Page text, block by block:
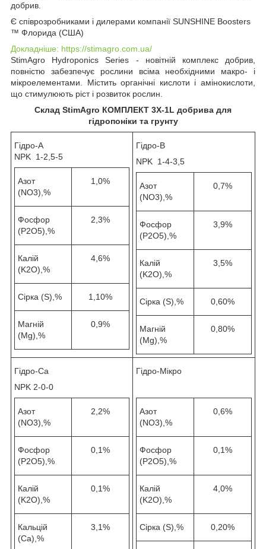
добрив.
Є співрозробниками і дилерами компанії SUNSHINE Boosters
™ Флорида (США)
Докладніше: https://stimagro.com.ua/
StimAgro Hydroponics Series - новітній комплекс добрив,
повністю забезпечує рослини всіма необхідними макро- і
мікроелементами. Містить органічні кислоти і амінокислоти,
що стимулюють ріст і розвиток рослин.
Склад StimAgro КОМПЛЕКТ 3X-1L добрива для
гідропоніки та грунту
Гідро-А
NPK 1-2,5-5
Азот
(NO3),%
1,0%
Фосфор
(P2O5),%
2,3%
Калій
(K2O),%
4,6%
Сірка (S),% 1,10%
Магній
(Mg),%
0,9%
Гідро-В
NPK 1-4-3,5
Азот
(NO3),%
0,7%
Фосфор
(P2O5),%
3,9%
Калій
(K2O),%
3,5%
Сірка (S),% 0,60%
Магній
(Mg),%
0,80%
Гідро-Ca
NPK 2-0-0
Азот
(NO3),%
2,2%
Фосфор
(P2O5),%
0,1%
Калій
(K2O),%
0,1%
Кальцій
(Ca),%
3,1%
Гідро-Мікро
Азот
(NO3),%
0,6%
Фосфор
(P2O5),%
0,1%
Калій
(K2O),%
4,0%
Сірка (S),% 0,20%